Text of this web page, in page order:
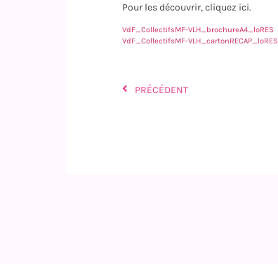
Pour les découvrir, cliquez ici.
VdF_CollectifsMF-VLH_brochureA4_loRES
VdF_CollectifsMF-VLH_cartonRECAP_loRES
PRÉCÉDENT